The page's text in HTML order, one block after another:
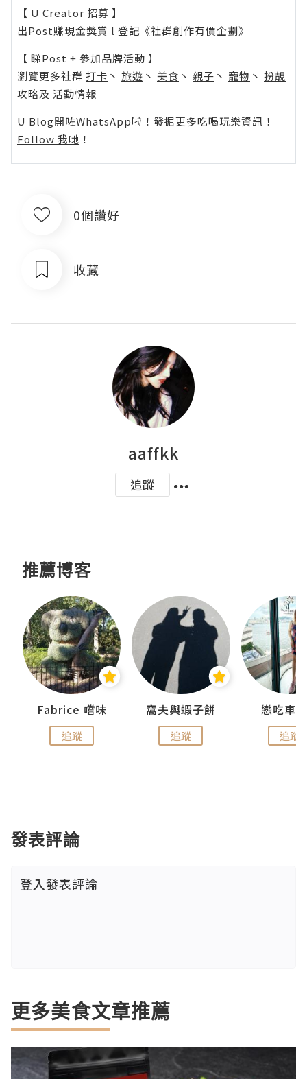
【 U Creator 招募 】
出Post賺現金獎賞 l 登記《社群創作有價企劃》
【 睇Post + 參加品牌活動 】
瀏覽更多社群 打卡 丶 旅遊 丶 美食 丶 親子 丶 寵物 丶 扮靚
攻略及 活動情報
U Blog開咗WhatsApp啦！發掘更多吃喝玩樂資訊！
Follow 我哋 ！
0個讚好
收藏
aaffkk
追蹤
推薦博客
Fabrice 嚐味
追蹤
窩夫與蝦子餅
追蹤
戀吃車
追蹤
發表評論
登入發表評論
更多美食文章推薦